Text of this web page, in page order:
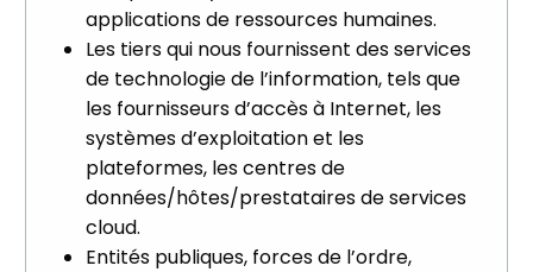
applications de ressources humaines.
Les tiers qui nous fournissent des services
de technologie de l’information, tels que
les fournisseurs d’accès à Internet, les
systèmes d’exploitation et les
plateformes, les centres de
données/hôtes/prestataires de services
cloud.
Entités publiques, forces de l’ordre,